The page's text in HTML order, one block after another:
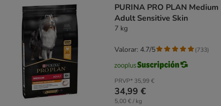
PURINA PRO PLAN Medium
Adult Sensitive Skin
7 kg
PRVP* 35,99 €
34,99 €
5,00 € / kg
Valorar: 4.7/5 (733)